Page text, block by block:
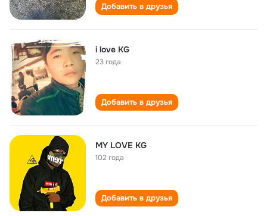
Добавить в друзья
i love KG
23 года
Добавить в друзья
MY LOVE KG
102 года
Добавить в друзья